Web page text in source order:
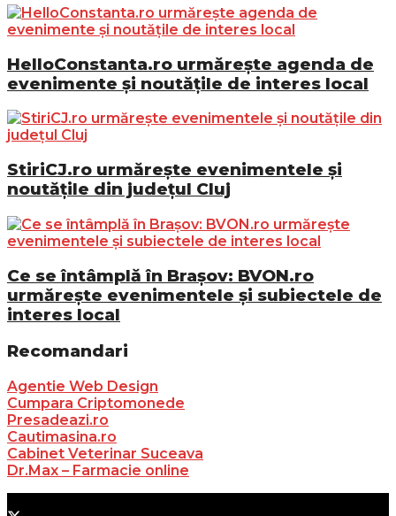
HelloConstanta.ro urmărește agenda de
evenimente și noutățile de interes local
StiriCJ.ro urmărește evenimentele și
noutățile din județul Cluj
Ce se întâmplă în Brașov: BVON.ro
urmărește evenimentele și subiectele de
interes local
Recomandari
Agentie Web Design
Cumpara Criptomonede
Presadeazi.ro
Cautimasina.ro
Cabinet Veterinar Suceava
Dr.Max – Farmacie online